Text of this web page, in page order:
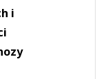
i